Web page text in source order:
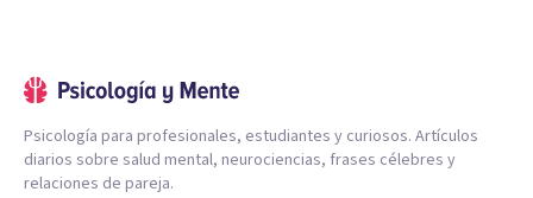
Psicología para profesionales, estudiantes y curiosos. Artículos
diarios sobre salud mental, neurociencias, frases célebres y
relaciones de pareja.